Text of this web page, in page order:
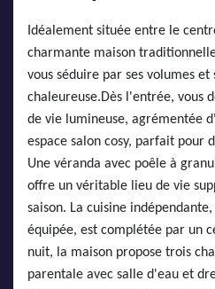
Idéalement située entre le
charmante maison
vous séduire par ses volumes et
chaleureuse.Dès l'entrée, vous
de vie lumineuse, agrémentée
espace salon cosy, parfait pour
Une véranda avec poêle à
offre un véritable lieu de vie
saison. La cuisine
équipée, est complétée par un
nuit, la maison propose trois
parentale avec salle d'eau et